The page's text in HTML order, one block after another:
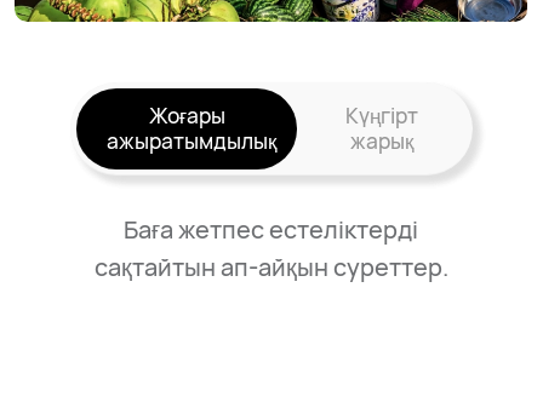
Жоғары
ажыратымдылық
Күңгірт
жарық
Баға жетпес естеліктерді
сақтайтын ап-айқын суреттер.